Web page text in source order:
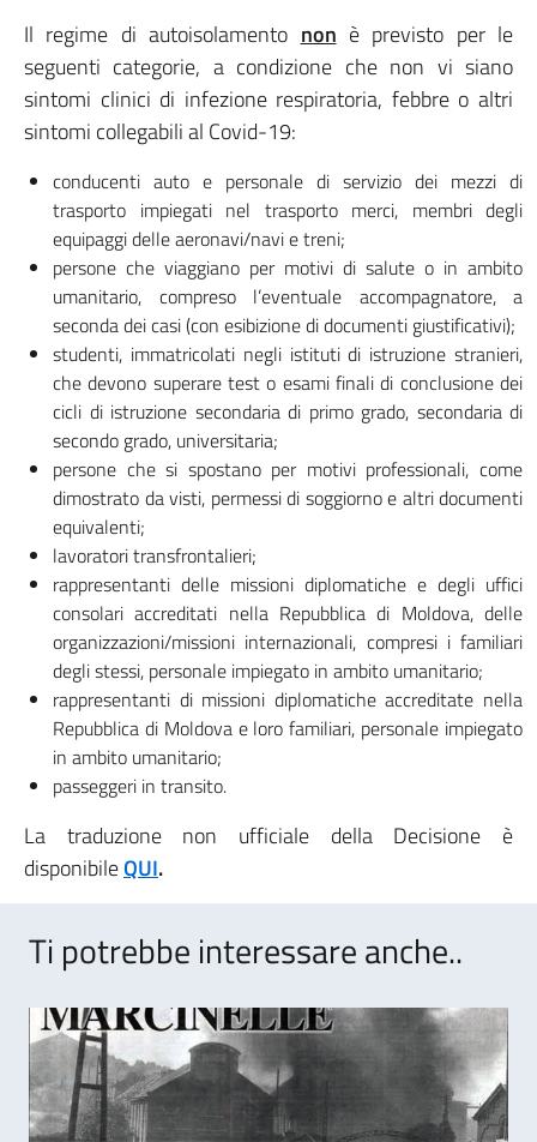
Il regime di autoisolamento non è previsto per le
seguenti categorie, a condizione che non vi siano
sintomi clinici di infezione respiratoria, febbre o altri
sintomi collegabili al Covid-19:
conducenti auto e personale di servizio dei mezzi di
trasporto impiegati nel trasporto merci, membri degli
equipaggi delle aeronavi/navi e treni;
persone che viaggiano per motivi di salute o in ambito
umanitario, compreso l’eventuale accompagnatore, a
seconda dei casi (con esibizione di documenti giustificativi);
studenti, immatricolati negli istituti di istruzione stranieri,
che devono superare test o esami finali di conclusione dei
cicli di istruzione secondaria di primo grado, secondaria di
secondo grado, universitaria;
persone che si spostano per motivi professionali, come
dimostrato da visti, permessi di soggiorno e altri documenti
equivalenti;
lavoratori transfrontalieri;
rappresentanti delle missioni diplomatiche e degli uffici
consolari accreditati nella Repubblica di Moldova, delle
organizzazioni/missioni internazionali, compresi i familiari
degli stessi, personale impiegato in ambito umanitario;
rappresentanti di missioni diplomatiche accreditate nella
Repubblica di Moldova e loro familiari, personale impiegato
in ambito umanitario;
passeggeri in transito.
La traduzione non ufficiale della Decisione è
disponibileQUI.
Ti potrebbe interessare anche..